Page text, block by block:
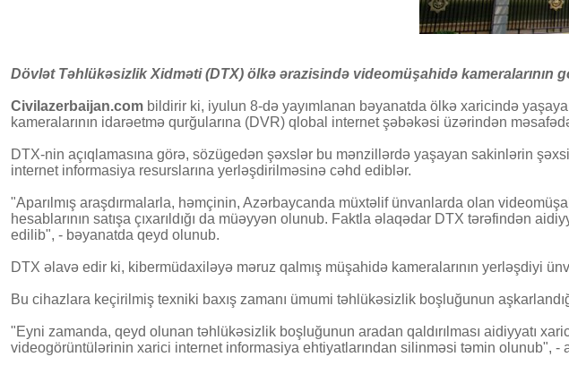
Dövlət Təhlükəsizlik Xidməti (DTX) ölkə ərazisində videomüşahidə
Civilazerbaijan.com bildirir ki, iyulun 8-də yayımlanan bəyanatda ölkə xaricində
kameralarının idarəetmə qurğularına (DVR) qlobal internet şəbəkəsi üzərindən
DTX-nin açıqlamasına görə, sözügedən şəxslər bu mənzillərdə yaşayan sakinlərin
internet informasiya resurslarına yerləşdirilməsinə cəhd ediblər.
"Aparılmış araşdırmalarla, həmçinin, Azərbaycanda müxtəlif ünvanlarda olan
hesablarının satışa çıxarıldığı da müəyyən olunub. Faktla əlaqədar DTX tərəfindən
edilib", - bəyanatda qeyd olunub.
DTX əlavə edir ki, kibermüdaxiləyə məruz qalmış müşahidə kameralarının yerləşdiyi
Bu cihazlara keçirilmiş texniki baxış zamanı ümumi təhlükəsizlik boşluğunun
"Eyni zamanda, qeyd olunan təhlükəsizlik boşluğunun aradan qaldırılması aidiyyatı
videogörüntülərinin xarici internet informasiya ehtiyatlarından silinməsi təmin olunub", -